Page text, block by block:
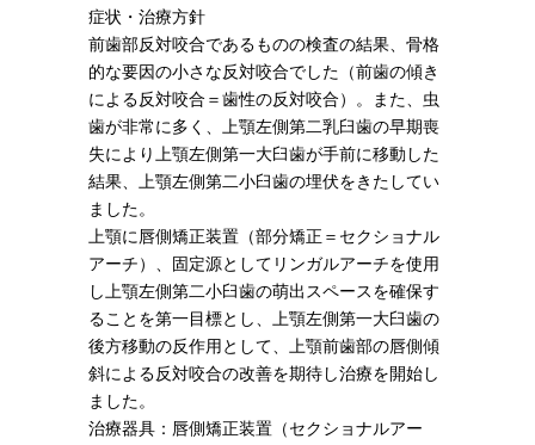
症状・治療方針
前歯部反対咬合であるものの検査の結果、骨格
的な要因の小さな反対咬合でした（前歯の傾き
による反対咬合＝歯性の反対咬合）。また、虫
歯が非常に多く、上顎左側第二乳臼歯の早期喪
失により上顎左側第一大臼歯が手前に移動した
結果、上顎左側第二小臼歯の埋伏をきたしてい
ました。
上顎に唇側矯正装置（部分矯正＝セクショナル
アーチ）、固定源としてリンガルアーチを使用
し上顎左側第二小臼歯の萌出スペースを確保す
ることを第一目標とし、上顎左側第一大臼歯の
後方移動の反作用として、上顎前歯部の唇側傾
斜による反対咬合の改善を期待し治療を開始し
ました。
治療器具：唇側矯正装置（セクショナルアー